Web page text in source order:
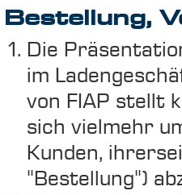
Bestellung,
Die
im
von FIAP stellt
sich vielmehr
Kunden,
"Bestellung")